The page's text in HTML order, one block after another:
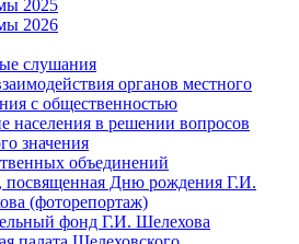
2025
2026
слушания
органов местного
с общественностью
населения в решении вопросов
значения
объединений
посвященная Дню рождения Г.И.
(фоторепортаж)
фонд Г.И. Шелехова